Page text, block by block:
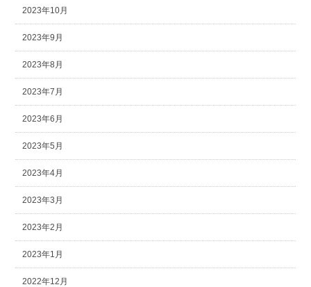
2023年10月
2023年9月
2023年8月
2023年7月
2023年6月
2023年5月
2023年4月
2023年3月
2023年2月
2023年1月
2022年12月